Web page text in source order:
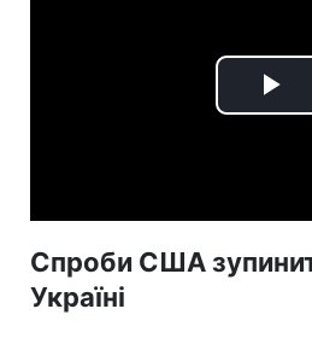
Спроби США
Україні